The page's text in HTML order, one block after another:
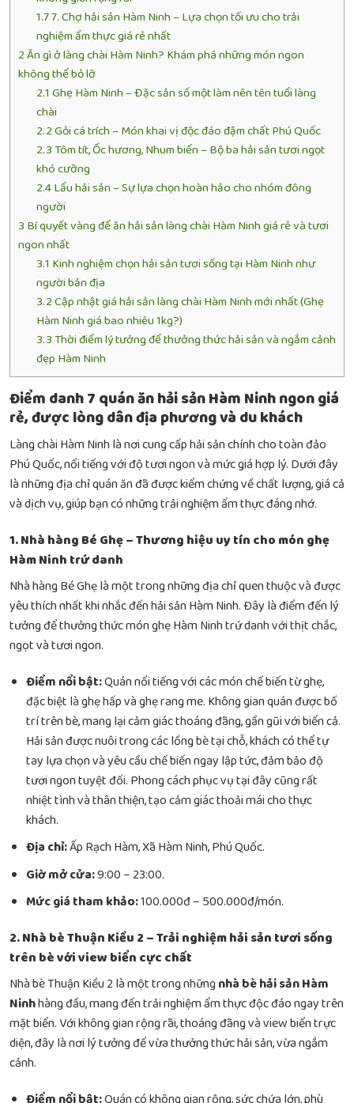
1.77. Chợ hải sản Hàm Ninh – Lựa chọn tối ưu cho trải
nghiệm ẩm thực giá rẻ nhất
2Ăn gì ở làng chài Hàm Ninh? Khám phá những món ngon
không thể bỏ lỡ
2.1 Ghẹ Hàm Ninh – Đặc sản số một làm nên tên tuổi làng
chài
2.2Gỏi cá trích – Món khai vị độc đáo đậm chất Phú Quốc
2.3Tôm tít, Ốc hương, Nhum biển – Bộ ba hải sản tươi ngọt
khó cưỡng
2.4Lẩu hải sản – Sự lựa chọn hoàn hảo cho nhóm đông
người
3 Bí quyết vàng để ăn hải sản làng chài Hàm Ninh giá rẻ và tươi
ngon nhất
3.1 Kinh nghiệm chọn hải sản tươi sống tại Hàm Ninh như
người bản địa
3.2Cập nhật giá hải sản làng chài Hàm Ninh mới nhất (Ghẹ
Hàm Ninh giá bao nhiêu 1kg?)
3.3Thời điểm lý tưởng để thưởng thức hải sản và ngắm cảnh
đẹp Hàm Ninh
Điểm danh 7 quán ăn hải sản Hàm Ninh ngon giá
rẻ, được lòng dân địa phương và du khách
Làng chài Hàm Ninh là nơi cung cấp hải sản chính cho toàn đảo
Phú Quốc, nổi tiếng với độ tươi ngon và mức giá hợp lý. Dưới đây
là những địa chỉ quán ăn đã được kiểm chứng về chất lượng, giá cả
và dịch vụ, giúp bạn có những trải nghiệm ẩm thực đáng nhớ.
1. Nhà hàng Bé Ghẹ – Thương hiệu uy tín cho món ghẹ
Hàm Ninh trứ danh
Nhà hàng Bé Ghẹ là một trong những địa chỉ quen thuộc và được
yêu thích nhất khi nhắc đến hải sản Hàm Ninh. Đây là điểm đến lý
tưởng để thưởng thức món ghẹ Hàm Ninh trứ danh với thịt chắc,
ngọt và tươi ngon.
Điểm nổi bật:Quán nổi tiếng với các món chế biến từ ghẹ,
đặc biệt là ghẹ hấp và ghẹ rang me. Không gian quán được bố
trí trên bè, mang lại cảm giác thoáng đãng, gần gũi với biển cả.
Hải sản được nuôi trong các lồng bè tại chỗ, khách có thể tự
tay lựa chọn và yêu cầu chế biến ngay lập tức, đảm bảo độ
tươi ngon tuyệt đối. Phong cách phục vụ tại đây cũng rất
nhiệt tình và thân thiện, tạo cảm giác thoải mái cho thực
khách.
Địa chỉ:Ấp Rạch Hàm, Xã Hàm Ninh, Phú Quốc.
Giờ mở cửa:9:00 – 23:00.
Mức giá tham khảo:100.000đ – 500.000đ/món.
2. Nhà bè Thuận Kiều 2 – Trải nghiệm hải sản tươi sống
trên bè với view biển cực chất
Nhà bè Thuận Kiều 2 là một trong nhữngnhà bè hải sản Hàm
Ninhhàng đầu, mang đến trải nghiệm ẩm thực độc đáo ngay trên
mặt biển. Với không gian rộng rãi, thoáng đãng và view biển trực
diện, đây là nơi lý tưởng để vừa thưởng thức hải sản, vừa ngắm
cảnh.